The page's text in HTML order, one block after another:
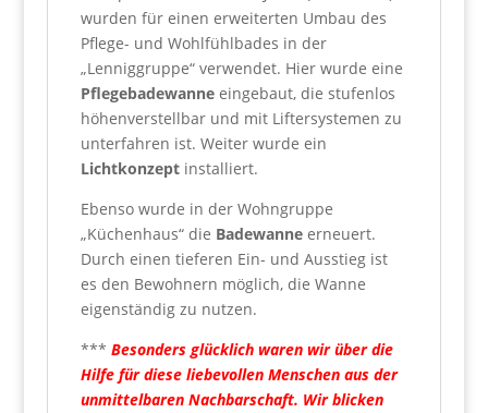
wurden für einen erweiterten Umbau des
Pflege- und Wohlfühlbades in der
„Lenniggruppe“ verwendet. Hier wurde eine
Pflegebadewanneeingebaut, die stufenlos
höhenverstellbar und mit Liftersystemen zu
unterfahren ist. Weiter wurde ein
Lichtkonzeptinstalliert.
Ebenso wurde in der Wohngruppe
„Küchenhaus“ die Badewanneerneuert.
Durch einen tieferen Ein- und Ausstieg ist
es den Bewohnern möglich, die Wanne
eigenständig zu nutzen.
*** Besonders glücklich waren wir über die
Hilfe für diese liebevollen Menschen aus der
unmittelbaren Nachbarschaft. Wir blicken